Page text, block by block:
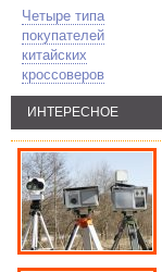
Четыре типа
покупателей
китайских
кроссоверов
ИНТЕРЕСНОЕ